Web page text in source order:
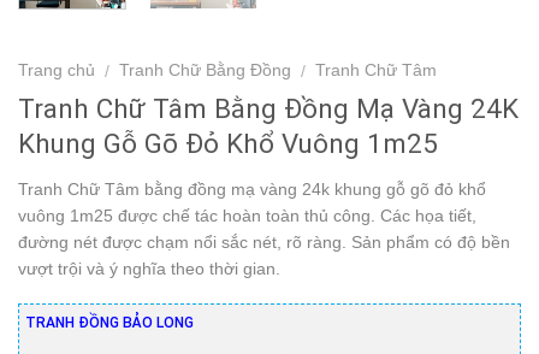
Trang chủ / Tranh Chữ Bằng Đồng / Tranh Chữ Tâm
Tranh Chữ Tâm Bằng Đồng Mạ Vàng 24K
Khung Gỗ Gõ Đỏ Khổ Vuông 1m25
Tranh Chữ Tâm bằng đồng mạ vàng 24k khung gỗ gõ đỏ khổ
vuông 1m25 được chế tác hoàn toàn thủ công. Các họa tiết,
đường nét được chạm nổi sắc nét, rõ ràng. Sản phẩm có độ bền
vượt trội và ý nghĩa theo thời gian.
TRANH ĐỒNG BẢO LONG